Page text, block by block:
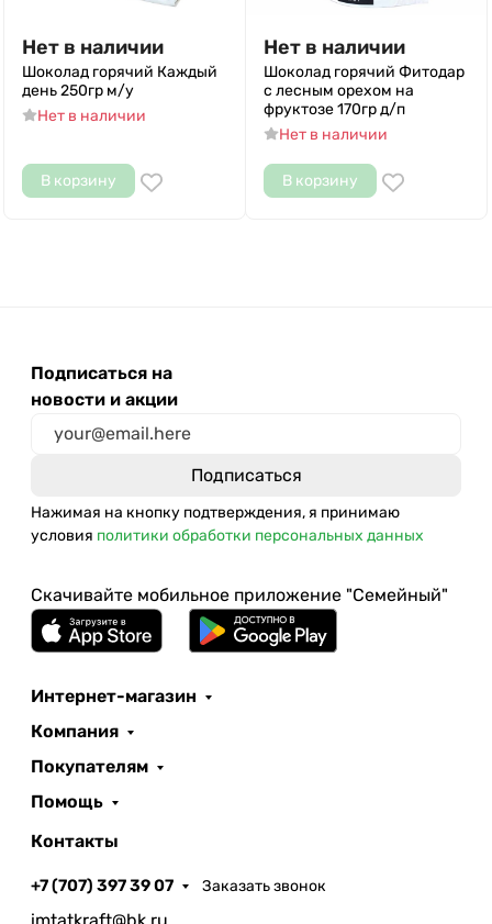
Нет в наличии
Шоколад горячий Каждый
день 250гр м/у
Нет в наличии
В корзину
Нет в наличии
Шоколад горячий Фитодар
с лесным орехом на
фруктозе 170гр д/п
Нет в наличии
В корзину
Подписаться на
новости и акции
Нажимая на кнопку подтверждения, я принимаю
условия политики обработки персональных данных
Скачивайте мобильное приложение "Семейный"
Интернет-магазин
Компания
Покупателям
Помощь
Контакты
+7 (707) 397 39 07 Заказать звонок